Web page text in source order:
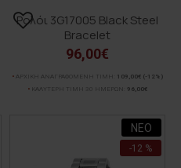
Ρολόι 3G17005 Black Steel
Bracelet
96,00€
ΑΡΧΙΚΗ ΑΝΑΓΡΑΦΟΜΕΝΗ ΤΙΜΗ: 109,00€ (-12%)
ΚΑΛΥΤΕΡΗ ΤΙΜΗ 30 ΗΜΕΡΩΝ:
96,00€
ΝΕΟ
-12 %